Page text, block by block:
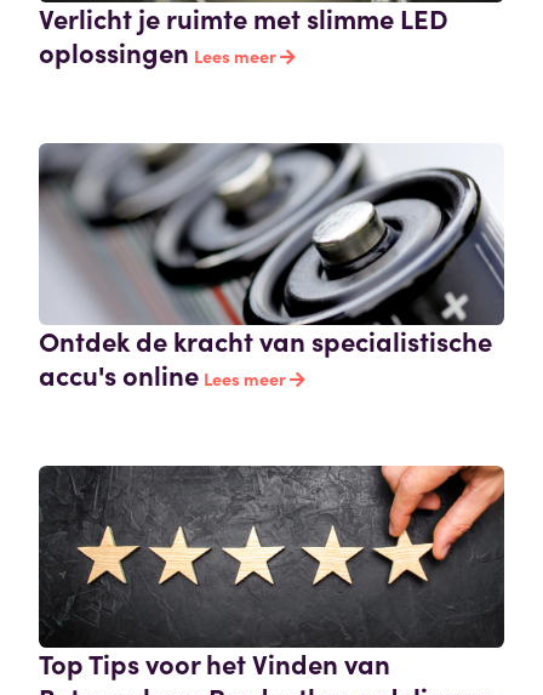
Verlicht je ruimte met slimme LED
oplossingen Lees meer
Ontdek de kracht van specialistische
accu's online Lees meer
Top Tips voor het Vinden van